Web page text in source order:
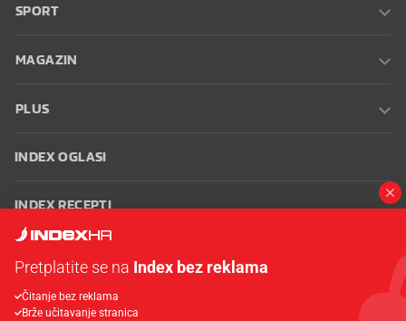
SPORT
MAGAZIN
PLUS
INDEX OGLASI
INDEX RECEPTI
Oglašavanje Zaposli se na Indexu
korištenja
Postavke kolačića
Pretplatite se na Index bez reklama
Čitanje bez reklama
Brže učitavanje stranica